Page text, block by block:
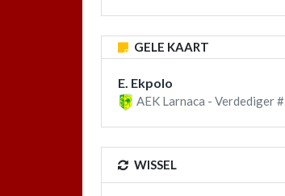
GELE KAART
E. Ekpolo
AEK Larnaca - Verdediger #
WISSEL